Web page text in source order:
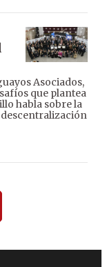
Asociados,
que plantea
habla sobre la
descentralización